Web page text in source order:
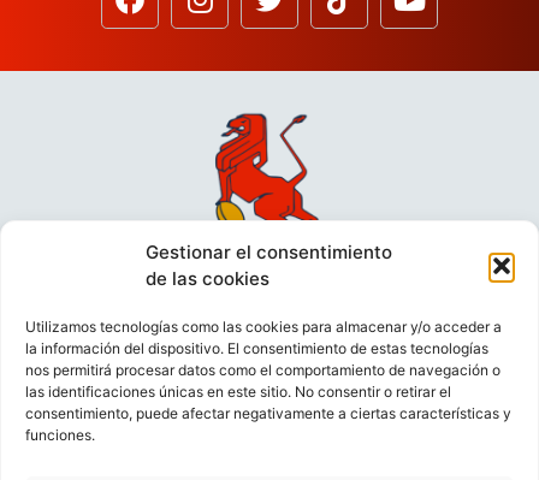
Gestionar el consentimiento
de las cookies
Utilizamos tecnologías como las cookies para almacenar y/o acceder a
la información del dispositivo. El consentimiento de estas tecnologías
nos permitirá procesar datos como el comportamiento de navegación o
las identificaciones únicas en este sitio. No consentir o retirar el
consentimiento, puede afectar negativamente a ciertas características y
funciones.